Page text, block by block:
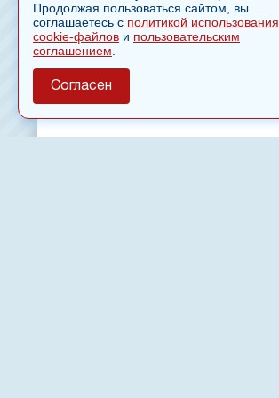
Продолжая пользоваться сайтом, вы
соглашаетесь с политикой использования
cookie-файлов и пользовательским
соглашением
Согласен